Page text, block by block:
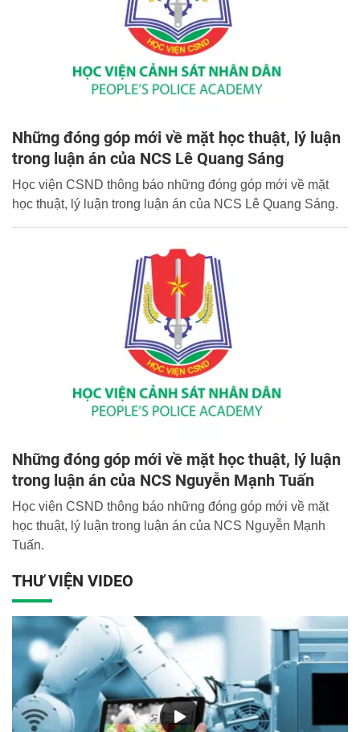
Những đóng góp mới về mặt học thuật, lý luận
trong luận án của NCS Lê Quang Sáng
Học viện CSND thông báo những đóng góp mới về mặt
học thuật, lý luận trong luận án của NCS Lê Quang Sáng.
Những đóng góp mới về mặt học thuật, lý luận
trong luận án của NCS Nguyễn Mạnh Tuấn
Học viện CSND thông báo những đóng góp mới về mặt
học thuật, lý luận trong luận án của NCS Nguyễn Mạnh
Tuấn.
THƯ VIỆN VIDEO